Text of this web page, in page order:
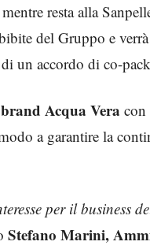
mentre resta alla
del Gruppo e
un accordo di co-
Acqua Vera con
a garantire la
per il business
Stefano Marini,